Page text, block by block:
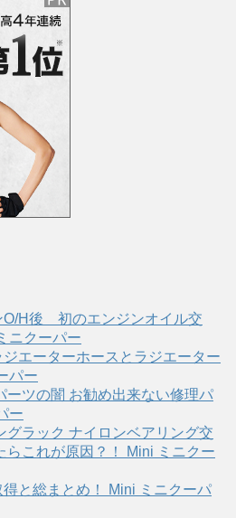
O/H後 初のエンジンオイル交
ニクーパー
エーターホースとラジエーター
パー
ーツの闇 お勧め出来ない修理パ
ー
グラック ナイロンベアリング交
らこれが原因？！ Mini ミニクー
と総まとめ！ Mini ミニクーパ